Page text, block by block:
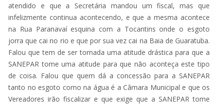
atendido e que a Secretária mandou um fiscal, mas que
infelizmente continua acontecendo, e que a mesma acontece
na Rua Paranavaí esquina com a Tocantins onde o esgoto
jorra que cai no rio e que por sua vez cai na Baia de Guaratuba.
Falou que tem de ser tomada uma atitude drástica para que a
SANEPAR tome uma atitude para que não aconteça este tipo
de coisa. Falou que quem dá a concessão para a SANEPAR
tanto no esgoto como na água é a Câmara Municipal e que os
Vereadores irão fiscalizar e que exige que a SANEPAR tome